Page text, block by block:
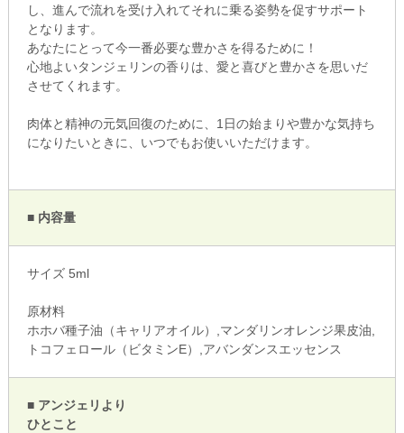
し、進んで流れを受け入れてそれに乗る姿勢を促すサポート
となります。
あなたにとって今一番必要な豊かさを得るために！
心地よいタンジェリンの香りは、愛と喜びと豊かさを思いだ
させてくれます。
肉体と精神の元気回復のために、1日の始まりや豊かな気持ち
になりたいときに、いつでもお使いいただけます。
■ 内容量
サイズ 5ml
原材料
ホホバ種子油（キャリアオイル）,マンダリンオレンジ果皮油,
トコフェロール（ビタミンE）,アバンダンスエッセンス
■ アンジェリより
ひとこと